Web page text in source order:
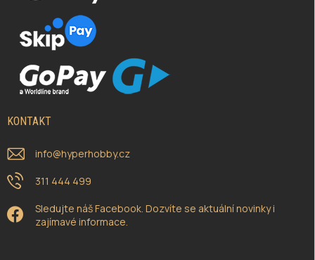
KONTAKT
info@hyperhobby.cz
311 444 499
Sledujte náš Facebook. Dozvíte se aktuální novinky i
zajímavé informace.